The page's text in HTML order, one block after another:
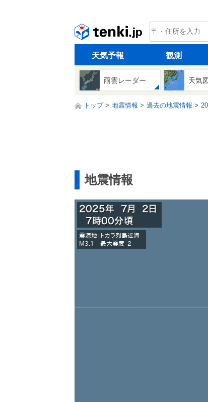
tenki.jp
天気予報 観測
雨雲レーダー 天気図
トップ 地震情報 過去の地震情報
地震情報